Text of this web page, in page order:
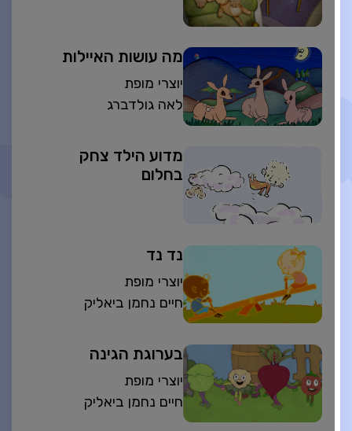
מה עושות האיילות
יוצרי מופת
לאה גולדברג
מדוע הילד צחק
בחלום
נד נד
יוצרי מופת
חיים נחמן ביאליק
בערוגת הגינה
יוצרי מופת
חיים נחמן ביאליק